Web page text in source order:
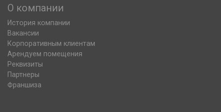
О компании
История компании
Вакансии
Корпоративным клиентам
Арендуем помещения
Реквизиты
Партнеры
Франшиза